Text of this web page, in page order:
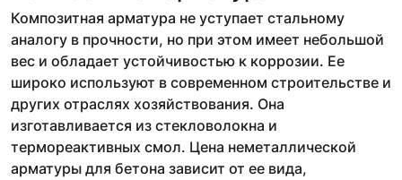
Композитная арматура не уступает стальному
аналогу в прочности, но при этом имеет небольшой
вес и обладает устойчивостью к коррозии. Ее
широко используют в современном строительстве и
других отраслях хозяйствования. Она
изготавливается из стекловолокна и
термореактивных смол. Цена неметаллической
арматуры для бетона зависит от ее вида,